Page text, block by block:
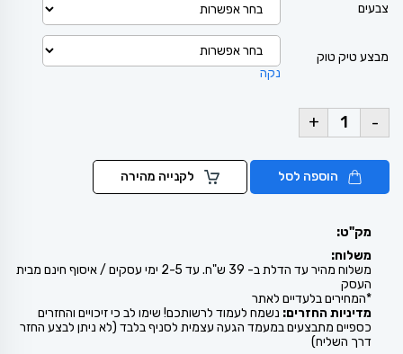
צבעים
מבצע טיק טוק
נקה
-
+
הוספה לסל לקנייה מהירה
מק"ט:
משלוח:
משלוח מהיר עד הדלת ב- 39 ש"ח. עד 2-5 ימי עסקים / איסוף חינם מבית
העסק
*המחירים בלעדיים לאתר
מדיניות החזרים: נשמח לעמוד לרשותכם! שימו לב כי זיכויים והחזרים
כספיים מתבצעים במעמד הגעה עצמית לסניף בלבד (לא ניתן לבצע החזר
דרך השליח)